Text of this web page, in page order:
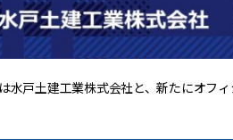
水戸土建工業株式会社と、新たにオフ